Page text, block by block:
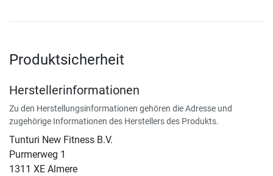
Produktsicherheit
Herstellerinformationen
Zu den Herstellungsinformationen gehören die Adresse und
zugehörige Informationen des Herstellers des Produkts.
Tunturi New Fitness B.V.
​Purmerweg 1
1311 XE Almere